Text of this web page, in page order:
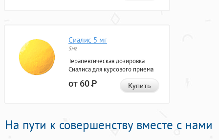
Сиалис 5 мг
5мг
Терапевтическая дозировка
Сиалиса для курсового приема
от 60Р Купить
На пути к совершенству вместе с нами